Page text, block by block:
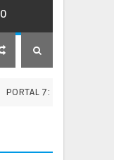
7:7 - QUANDO A